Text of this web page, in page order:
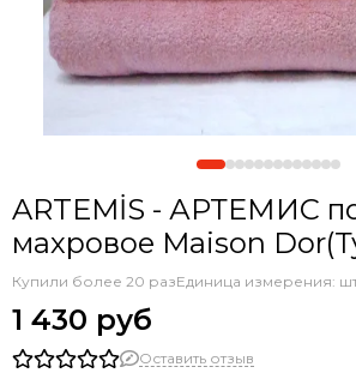
ARTEMİS - АРТЕМИС
махровое Maison
Купили более 20 разЕдиница измерения:
1 430 руб
Оставить отзыв